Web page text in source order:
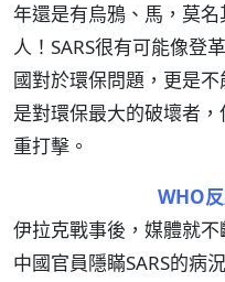
年還是有烏鴉、馬，莫
人！SARS很有可能像登
國對於環保問題，更是
是對環保最大的破壞者
重打擊。
WHO
伊拉克戰事後，媒體就不
中國官員隱瞞SARS的病